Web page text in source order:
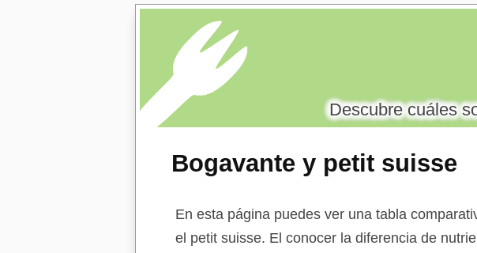
Bogavante y petit suisse
Descubre cuáles
En esta página puedes ver una tabla
el petit suisse. El conocer la diferencia de